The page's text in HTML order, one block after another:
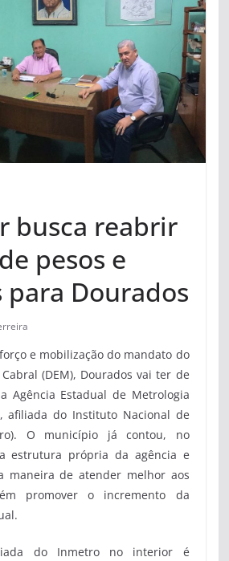
busca reabrir
pesos e
para Dourados
e mobilização do mandato do
(DEM), Dourados vai ter de
Agência Estadual de Metrologia
afiliada do Instituto Nacional de
O município já contou, no
estrutura própria da agência e
maneira de atender melhor aos
promover o incremento da
do Inmetro no interior é